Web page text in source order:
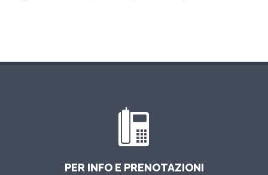
PER INFO E PRENOTAZIONI